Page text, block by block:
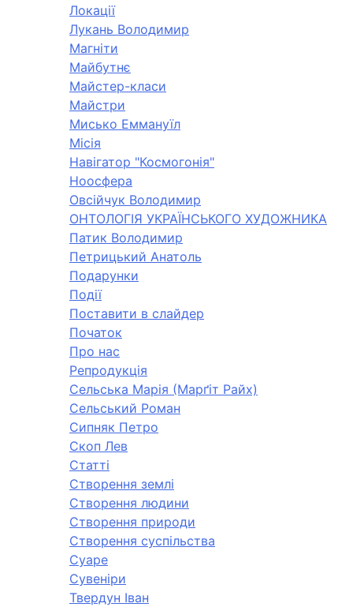
Локації
Лукань Володимир
Магніти
Майбутнє
Майстер-класи
Майстри
Мисько Еммануїл
Місія
Навігатор "Космогонія"
Ноосфера
Овсійчук Володимир
ОНТОЛОГІЯ УКРАЇНСЬКОГО ХУДОЖНИКА
Патик Володимир
Петрицький Анатоль
Подарунки
Події
Поставити в слайдер
Початок
Про нас
Репродукція
Сельська Марія (Марґіт Райх)
Сельський Роман
Сипняк Петро
Скоп Лев
Статті
Створення землі
Створення людини
Створення природи
Створення суспільства
Суаре
Сувеніри
Твердун Іван